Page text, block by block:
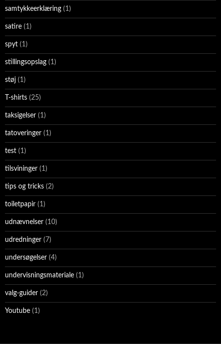
samtykkeerklæring (1)
satire (1)
spyt (1)
stillingsopslag (1)
støj (1)
T-shirts (25)
taksigelser (1)
tatoveringer (1)
test (1)
tilsvininger (1)
tips og tricks (2)
toiletpapir (1)
udnævnelser (10)
udredninger (7)
undersøgelser (4)
undervisningsmateriale (1)
valg-guider (2)
Youtube (1)